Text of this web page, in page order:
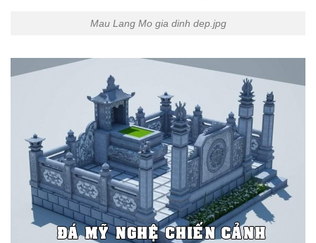
Mau Lang Mo gia dinh dep.jpg